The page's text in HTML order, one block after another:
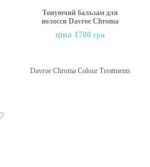
Тонуючий бальзам для
волосся Davroe Chroma
Colour Treatments Violet
Haze, 200 мл
ціна 1700 грн